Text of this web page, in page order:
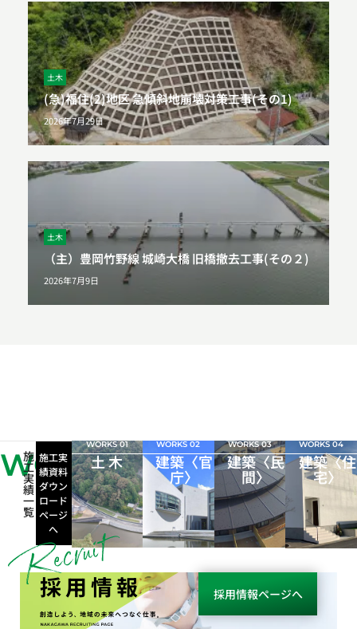
土木
(急)福住(2)地区 急傾斜地崩壊対策工事(その1)
2026年7月29日
土木
（主）豊岡竹野線 城崎大橋 旧橋撤去工事(その２)
2026年7月9日
WORKS
施
工
実
績
一
覧
施工実
績資料
ダウン
ロード
ページ
へ
WORKS 01
土 木
WORKS 02
建築〈官
庁〉
WORKS 03
建築〈民
間〉
WORKS 04
建築〈住
宅〉
採用情報 採用情報ページへ